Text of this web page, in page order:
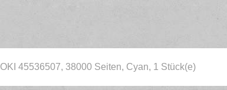
OKI 45536507, 38000 Seiten, Cyan, 1 Stück(e)